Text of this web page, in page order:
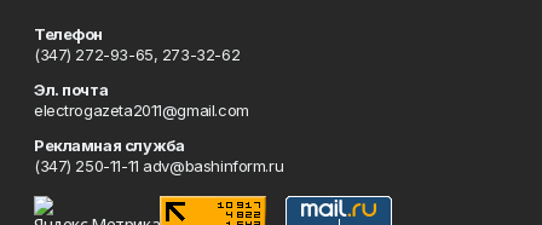
Телефон
(347) 272-93-65, 273-32-62
Эл. почта
electrogazeta2011@gmail.com
Рекламная служба
(347) 250-11-11 adv@bashinform.ru